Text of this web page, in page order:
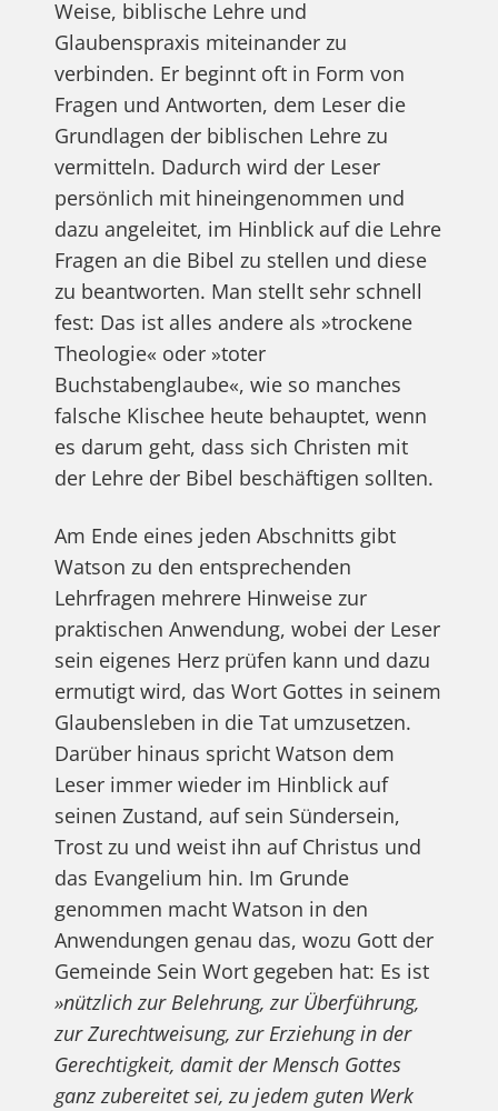
Weise, biblische Lehre und
Glaubenspraxis miteinander zu
verbinden. Er beginnt oft in Form von
Fragen und Antworten, dem Leser die
Grundlagen der biblischen Lehre zu
vermitteln. Dadurch wird der Leser
persönlich mit hineingenommen und
dazu angeleitet, im Hinblick auf die Lehre
Fragen an die Bibel zu stellen und diese
zu beantworten. Man stellt sehr schnell
fest: Das ist alles andere als »trockene
Theologie« oder »toter
Buchstabenglaube«, wie so manches
falsche Klischee heute behauptet, wenn
es darum geht, dass sich Christen mit
der Lehre der Bibel beschäftigen sollten.
Am Ende eines jeden Abschnitts gibt
Watson zu den entsprechenden
Lehrfragen mehrere Hinweise zur
praktischen Anwendung, wobei der Leser
sein eigenes Herz prüfen kann und dazu
ermutigt wird, das Wort Gottes in seinem
Glaubensleben in die Tat umzusetzen.
Darüber hinaus spricht Watson dem
Leser immer wieder im Hinblick auf
seinen Zustand, auf sein Sündersein,
Trost zu und weist ihn auf Christus und
das Evangelium hin. Im Grunde
genommen macht Watson in den
Anwendungen genau das, wozu Gott der
Gemeinde Sein Wort gegeben hat: Es ist
»nützlich zur Belehrung, zur Überführung,
zur Zurechtweisung, zur Erziehung in der
Gerechtigkeit, damit der Mensch Gottes
ganz zubereitet sei, zu jedem guten Werk